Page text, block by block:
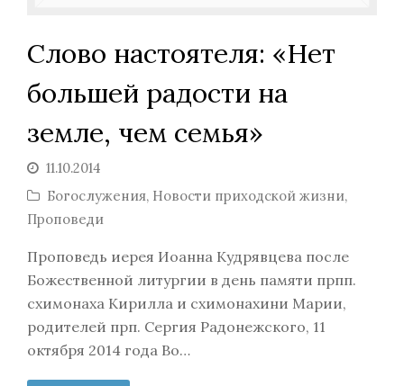
Слово настоятеля: «Нет
большей радости на
земле, чем семья»
11.10.2014
Богослужения, Новости приходской жизни,
Проповеди
Проповедь иерея Иоанна Кудрявцева после
Божественной литургии в день памяти прпп.
схимонаха Кирилла и схимонахини Марии,
родителей прп. Сергия Радонежского, 11
октября 2014 года Во…